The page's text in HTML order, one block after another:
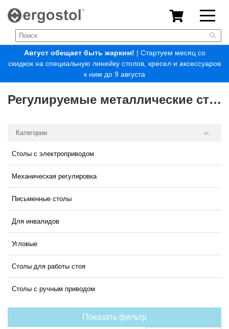
Август обещает быть жарким! | Стартуем месяц со
скидкок на специальную линейку столов, кресел и аксессуаров
к ним до 9 августа
Регулируемые металлические столы
Категории
Столы с электроприводом
Механическая регулировка
Письменные столы
Для инвалидов
Угловые
Столы для работы стоя
Столы с ручным приводом
Показать фильтр